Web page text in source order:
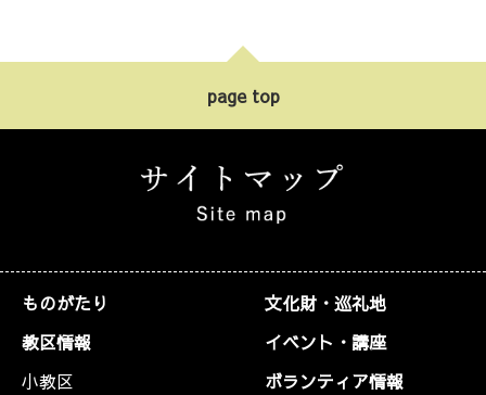
page top
ものがたり
教区情報
小教区
文化財・巡礼地
イベント・講座
ボランティア情報